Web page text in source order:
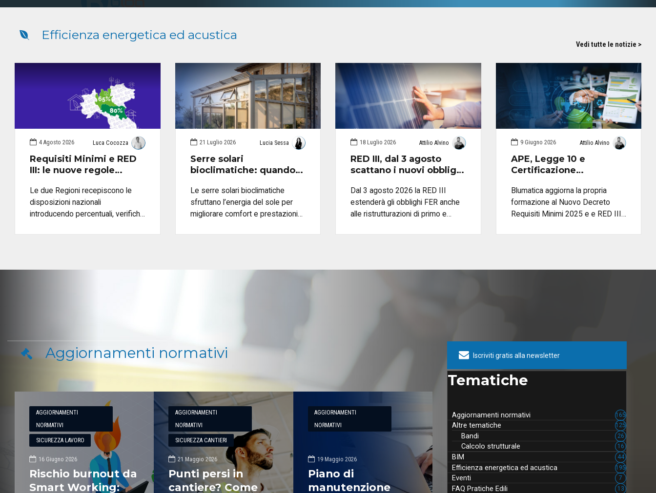
Efficienza energetica ed acustica
Vedi tutte le notizie >
4 Agosto 2026 Luca Cocozza
Requisiti Minimi e RED
III: le nuove regole
Romagna e Lombardia
Le due Regioni recepiscono le
disposizioni nazionali
introducendo percentuali, verifiche
21 Luglio 2026 Lucia Sessa
Serre solari
bioclimatiche: quando
valutarle correttamente
Le serre solari bioclimatiche
sfruttano l’energia del sole per
migliorare comfort e prestazioni
con Blumatica Serre Solari e
18 Luglio 2026 Attilio Alvino
RED III, dal 3 agosto
scattano i nuovi obblighi
in un’opportunità
professionale
Dal 3 agosto 2026 la RED III
estenderà gli obblighi FER anche
alle ristrutturazioni di primo e
pompe di calore con le soluzioni
9 Giugno 2026 Attilio Alvino
APE, Legge 10 e
Certificazione
formazione Blumatica si
aggiorna al Nuovo
Decreto Requisiti
Blumatica aggiorna la propria
formazione al Nuovo Decreto
Requisiti Minimi 2025 e e RED III
percorso abilitante completo per
Aggiornamenti normativi
AGGIORNAMENTI
NORMATIVI
SICUREZZA LAVORO
16 Giugno 2026
Rischio burnout da
Smart Working:
AGGIORNAMENTI
NORMATIVI
SICUREZZA CANTIERI
21 Maggio 2026
Punti persi in
cantiere? Come
AGGIORNAMENTI
NORMATIVI
19 Maggio 2026
Piano di
manutenzione
Iscriviti gratis alla newsletter
Tematiche
Aggiornamenti normativi 165
Altre tematiche 125
Bandi 26
Calcolo strutturale 16
BIM 44
Efficienza energetica ed acustica 195
Eventi 7
FAQ Pratiche Edili 13